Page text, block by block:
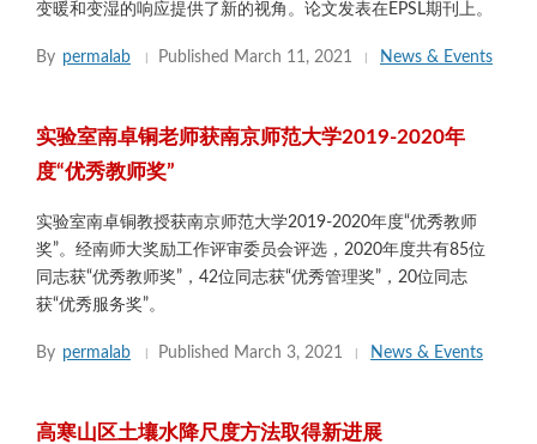
变暖和变湿的响应提供了新的视角。论文发表在EPSL期刊上。
By permalab Published March 11, 2021 News & Events
实验室南卓铜老师获南京师范大学2019-2020年
度“优秀教师奖”
实验室南卓铜教授获南京师范大学2019-2020年度“优秀教师
奖”。经南师大奖励工作评审委员会评选，2020年度共有85位
同志获“优秀教师奖”，42位同志获“优秀管理奖”，20位同志
获“优秀服务奖”。
By permalab Published March 3, 2021 News & Events
高寒山区土壤水降尺度方法取得新进展